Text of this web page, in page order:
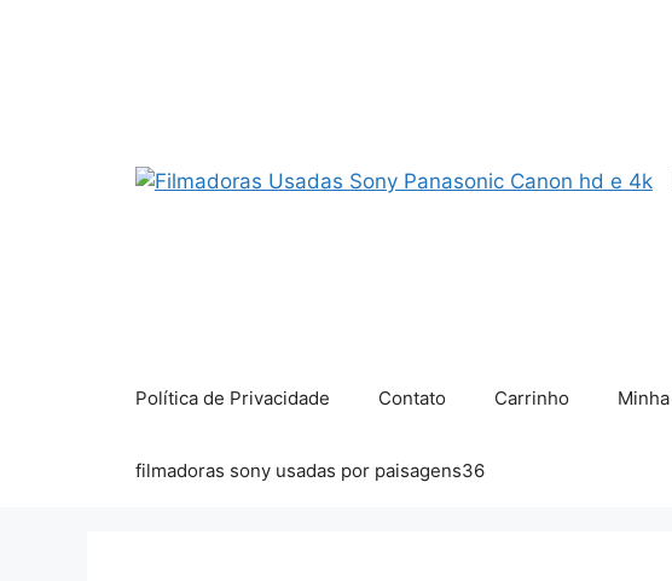
Política de Privacidade Contato Carrinho
filmadoras sony usadas por paisagens36